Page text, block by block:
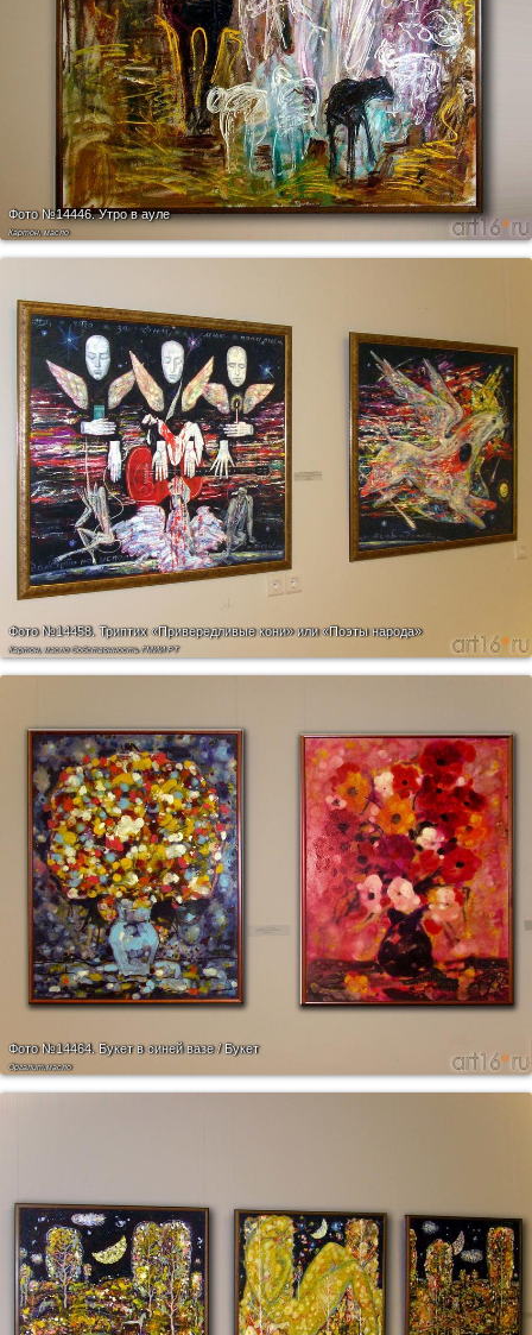
Фото №14446.Утро в ауле
Картон, масло
Фото №14458. Триптих «Привередливые кони» или «Поэты народа»
Картон, масло Собственность ГМИИ РТ
Фото №14464. Букет в синей вазе / Букет
Оргалит,масло